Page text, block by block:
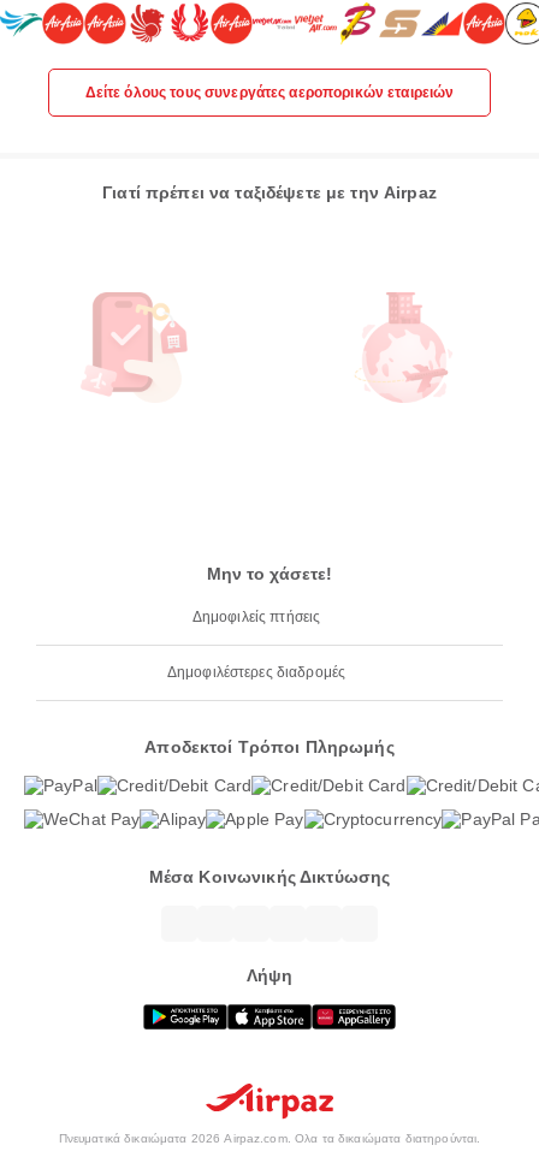
Δείτε όλους τους συνεργάτες αεροπορικών εταιρειών
Γιατί πρέπει να ταξιδέψετε με την Airpaz
Μην το χάσετε!
Δημοφιλείς πτήσεις
Δημοφιλέστερες διαδρομές
Αποδεκτοί Τρόποι Πληρωμής
Μέσα Κοινωνικής Δικτύωσης
Λήψη
Πνευματικά δικαιώματα 2026 Airpaz.com. Ολα τα δικαιώματα διατηρούνται.